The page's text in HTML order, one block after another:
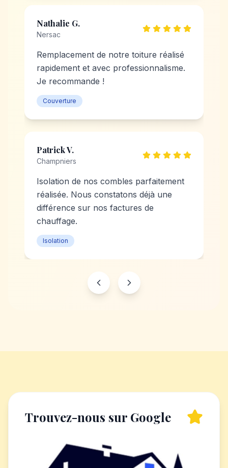
Nathalie G.
Nersac
Remplacement de notre toiture réalisé
rapidement et avec professionnalisme.
Je recommande !
Couverture
Patrick V.
Champniers
Isolation de nos combles parfaitement
réalisée. Nous constatons déjà une
différence sur nos factures de
chauffage.
Isolation
Trouvez-nous sur Google